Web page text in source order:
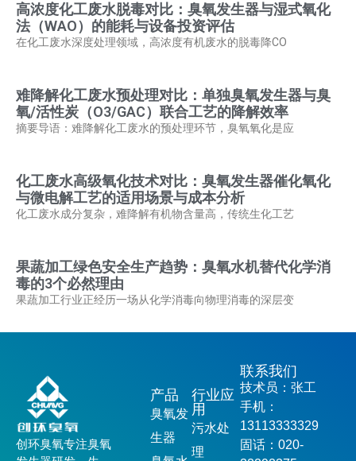
高浓度化工废水脱毒对比：臭氧发生器与湿式氧化
法（WAO）的能耗与设备投资评估
在化工废水深度处理领域，高浓度有机废水的脱毒降CO
难降解化工废水预处理对比：单独臭氧发生器与臭
氧/活性炭（O3/GAC）联合工艺的降解效率
摘要导语：难降解化工废水的预处理环节，臭氧氧化是应
化工废水高级氧化技术对比：臭氧发生器催化氧化
与微电解工艺的适用场景与成本分析
化工废水成分复杂，难降解有机物含量高，传统生化工艺
果蔬加工绿色安全生产趋势：臭氧水机替代化学消
毒的3个必然理由
果蔬加工行业正经历一场从化学消毒向物理消毒的深层变
创环臭氧专注臭氧
产品
臭氧发
生器
行业应
用
污水处
理
联系我们
技术员：张工
手机：
13113333329
固话：020-